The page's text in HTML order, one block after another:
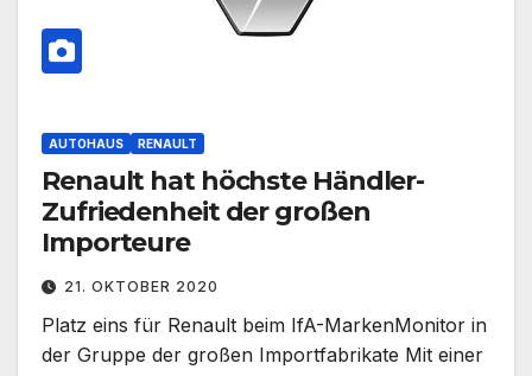
AUTOHAUS RENAULT
Renault hat höchste Händler-
Zufriedenheit der großen
Importeure
21. OKTOBER 2020
Platz eins für Renault beim IfA-MarkenMonitor in
der Gruppe der großen Importfabrikate Mit einer